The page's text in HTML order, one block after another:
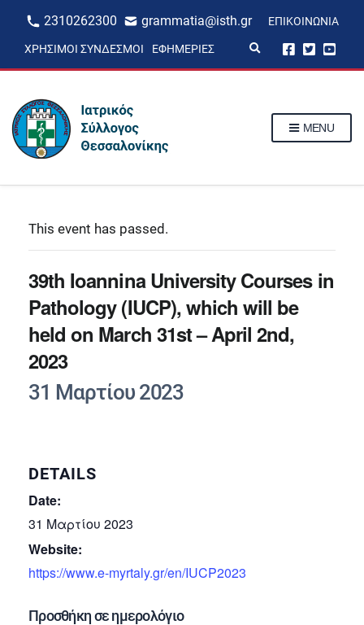
2310262300 grammatia@isth.gr ΕΠΙΚΟΙΝΩΝΊΑ
ΧΡΉΣΙΜΟΙ ΣΎΝΔΕΣΜΟΙ ΕΦΗΜΕΡΊΕΣ
p
MENU
This event has passed.
39th Ioannina University Courses in
Pathology (IUCP), which will be
held on March 31st – April 2nd,
2023
31 Μαρτίου 2023
DETAILS
Date:
31 Μαρτίου 2023
Website:
https://www.e-myrtaly.gr/en/IUCP2023
Προσθήκη σε ημερολόγιο